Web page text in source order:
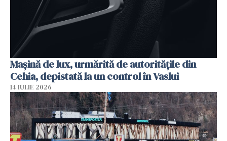
Mașină de lux, urmărită de autoritățile din
Cehia, depistată la un control în Vaslui
14 IULIE 2026